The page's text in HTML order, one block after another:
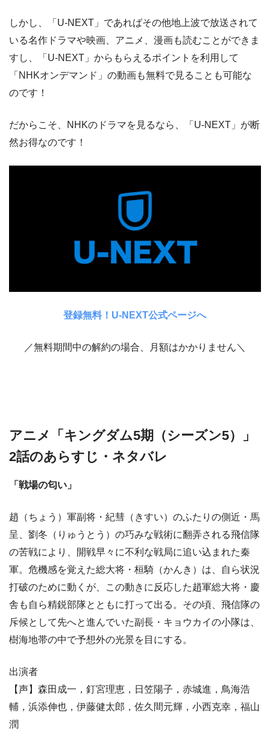
しかし、「U-NEXT」であればその他地上波で放送されて
いる名作ドラマや映画、アニメ、漫画も読むことができま
すし、「U-NEXT」からもらえるポイントを利用して
「NHKオンデマンド」の動画も無料で見ることも可能な
のです！
だからこそ、NHKのドラマを見るなら、「U-NEXT」が断
然お得なのです！
登録無料！U-NEXT公式ページへ
／無料期間中の解約の場合、月額はかかりません＼
アニメ「キングダム5期（シーズン5）」
2話のあらすじ・ネタバレ
「戦場の匂い」
趙（ちょう）軍副将・紀彗（きすい）のふたりの側近・馬
呈、劉冬（りゅうとう）の巧みな戦術に翻弄される飛信隊
の苦戦により、開戦早々に不利な戦局に追い込まれた秦
軍。危機感を覚えた総大将・桓騎（かんき）は、自ら状況
打破のために動くが、この動きに反応した趙軍総大将・慶
舎も自ら精鋭部隊とともに打って出る。その頃、飛信隊の
斥候として先へと進んでいた副長・キョウカイの小隊は、
樹海地帯の中で予想外の光景を目にする。
出演者
【声】森田成一，釘宮理恵，日笠陽子，赤城進，鳥海浩
輔，浜添伸也，伊藤健太郎，佐久間元輝，小西克幸，福山
潤